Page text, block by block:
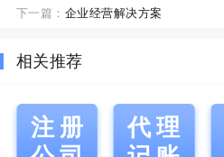
下一篇： 企业经营解决方案
相关推荐
注册
代理